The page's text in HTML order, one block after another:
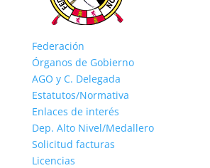
Federación
Órganos de Gobierno
AGO y C. Delegada
Estatutos/Normativa
Enlaces de interés
Dep. Alto Nivel/Medallero
Solicitud facturas
Licencias